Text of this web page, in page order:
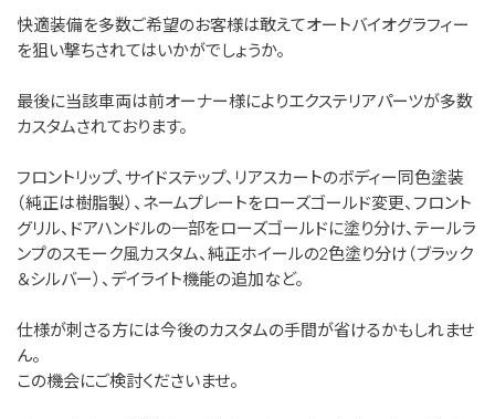
快適装備を多数ご希望のお客様は敢えてオートバイオグラフィー
を狙い撃ちされてはいかがでしょうか。
最後に当該車両は前オーナー様によりエクステリアパーツが多数
カスタムされております。
フロントリップ、サイドステップ、リアスカートのボディー同色塗装
（純正は樹脂製）、ネームプレートをローズゴールド変更、フロント
グリル、ドアハンドルの一部をローズゴールドに塗り分け、テールラ
ンプのスモーク風カスタム、純正ホイールの2色塗り分け（ブラック
＆シルバー）、デイライト機能の追加など。
仕様が刺さる方には今後のカスタムの手間が省けるかもしれませ
ん。
この機会にご検討くださいませ。